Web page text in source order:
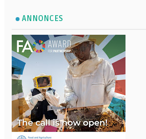
ANNONCES